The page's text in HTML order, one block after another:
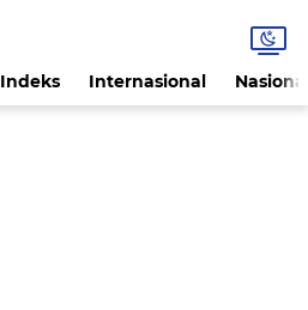
Indeks Internasional